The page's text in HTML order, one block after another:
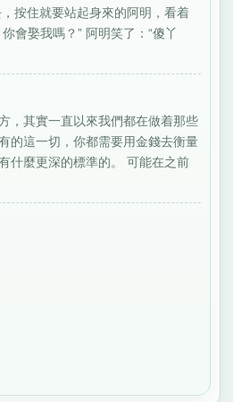
按住就要站起身來的阿明，看着
會娶我嗎？” 阿明笑了：“傻丫
，其實一直以來我們都在做着那些
的這一切，你都需要用金錢去衡量
什麼更深的標準的。 可能在之前